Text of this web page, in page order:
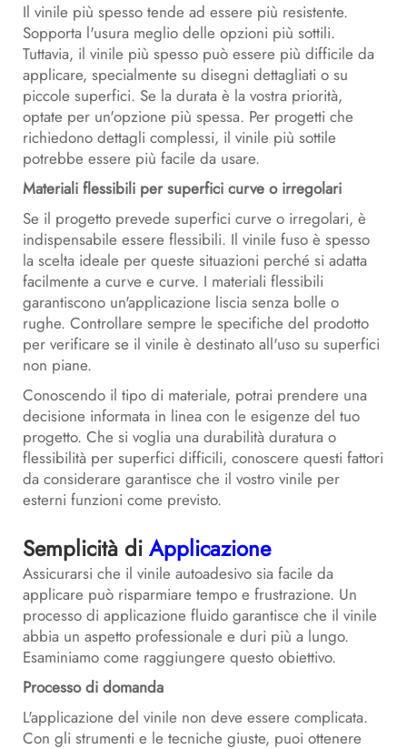
Il vinile più spesso tende ad essere più resistente.
Sopporta l'usura meglio delle opzioni più sottili.
Tuttavia, il vinile più spesso può essere più difficile da
applicare, specialmente su disegni dettagliati o su
piccole superfici. Se la durata è la vostra priorità,
optate per un'opzione più spessa. Per progetti che
richiedono dettagli complessi, il vinile più sottile
potrebbe essere più facile da usare.
Materiali flessibili per superfici curve o irregolari
Se il progetto prevede superfici curve o irregolari, è
indispensabile essere flessibili. Il vinile fuso è spesso
la scelta ideale per queste situazioni perché si adatta
facilmente a curve e curve. I materiali flessibili
garantiscono un'applicazione liscia senza bolle o
rughe. Controllare sempre le specifiche del prodotto
per verificare se il vinile è destinato all'uso su superfici
non piane.
Conoscendo il tipo di materiale, potrai prendere una
decisione informata in linea con le esigenze del tuo
progetto. Che si voglia una durabilità duratura o
flessibilità per superfici difficili, conoscere questi fattori
da considerare garantisce che il vostro vinile per
esterni funzioni come previsto.
Semplicità di Applicazione
Assicurarsi che il vinile autoadesivo sia facile da
applicare può risparmiare tempo e frustrazione. Un
processo di applicazione fluido garantisce che il vinile
abbia un aspetto professionale e duri più a lungo.
Esaminiamo come raggiungere questo obiettivo.
Processo di domanda
L'applicazione del vinile non deve essere complicata.
Con gli strumenti e le tecniche giuste, puoi ottenere